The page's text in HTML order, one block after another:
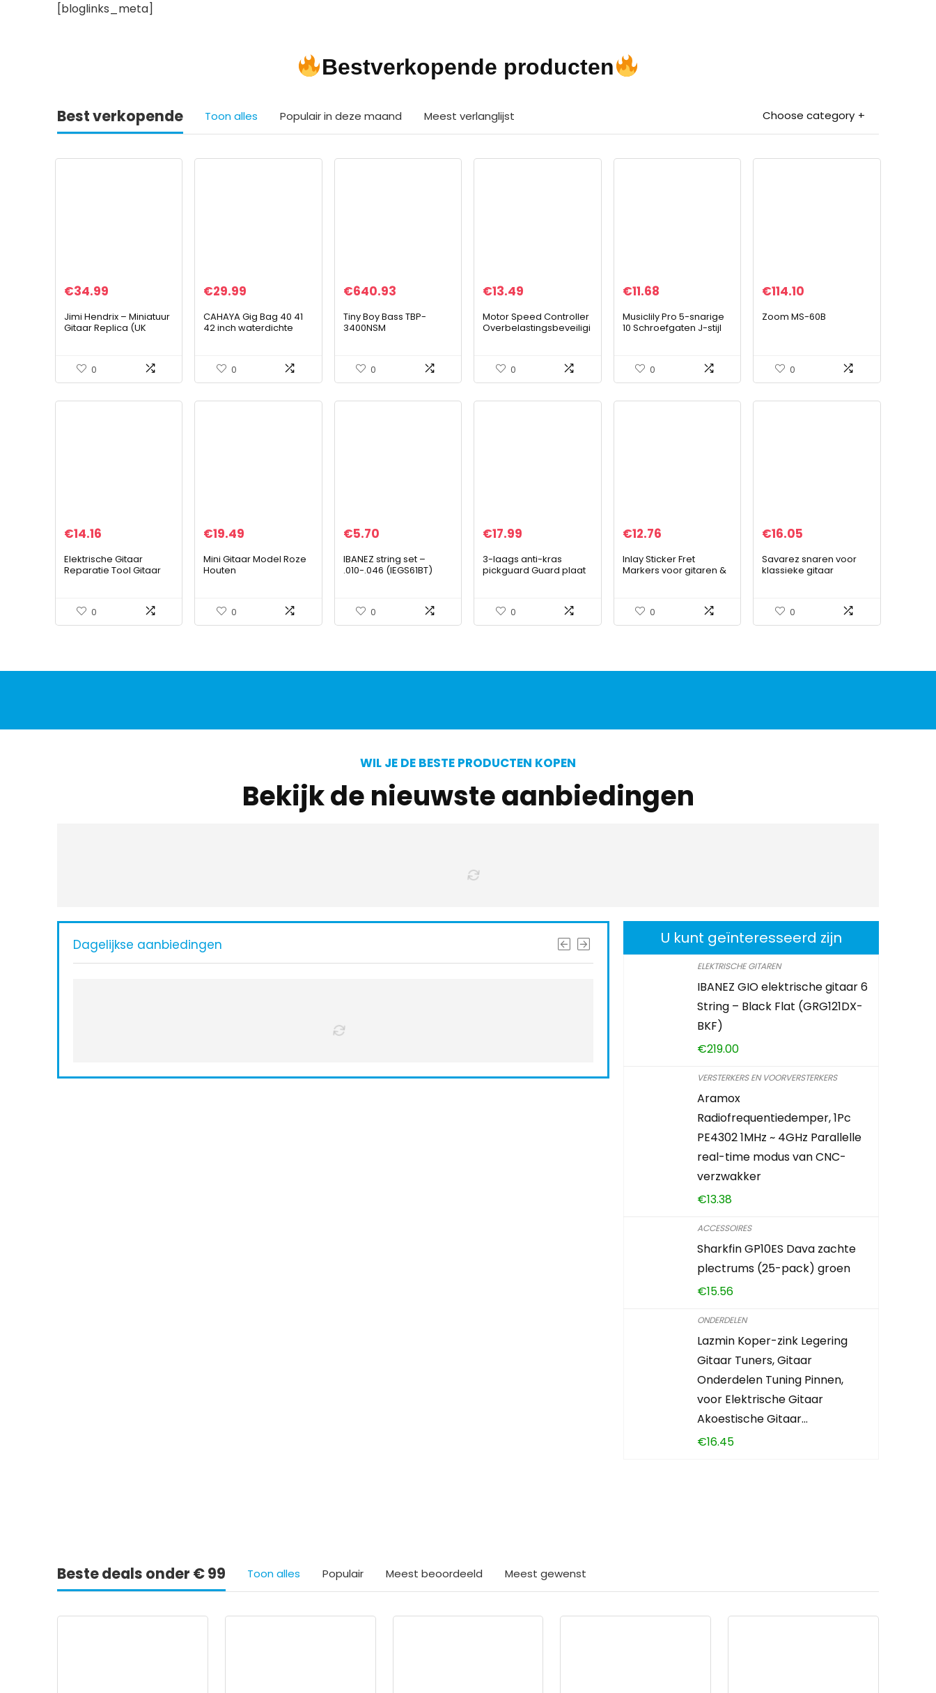
[bloglinks_meta]
Bestverkopende producten
Best verkopende Toon alles Populair in deze maand Meest verlanglijst Choose category
€34.99
Jimi Hendrix – Miniatuur
Gitaar Replica (UK
0
€29.99
CAHAYA Gig Bag 40 41
42 inch waterdichte
concertgitaren
verbeterde versie
CY0150
0
€640.93
Tiny Boy Bass TBP-
3400NSM
0
€13.49
Motor Speed ​​Controller
Overbelastingsbeveiligi
Motorsnelheidsregelaa
r voor industriële…
0
€11.68
Musiclily Pro 5-snarige
10 Schroefgaten J-stijl
Bass, 4-laags Vintage
Tortoise
0
€114.10
Zoom MS-60B
0
€14.16
Elektrische Gitaar
Reparatie Tool Gitaar
Wrench Truss Bar
Instrument…
0
€19.49
Mini Gitaar Model Roze
Houten
Hanger Decoratie
Geschenken
Ornamenten 14 cm
0
€5.70
IBANEZ string set –
.010-.046 (IEGS61BT)
0
€17.99
3-laags anti-kras
pickguard Guard plaat
onderdelen – zwart
0
€12.76
Inlay Sticker Fret
Markers voor gitaren &
0
€16.05
Savarez snaren voor
klassieke gitaar
Tension.
0
WIL JE DE BESTE PRODUCTEN KOPEN
Bekijk de nieuwste aanbiedingen
Dagelijkse aanbiedingen U kunt geïnteresseerd zijn
ELEKTRISCHE GITAREN
IBANEZ GIO elektrische gitaar 6
String – Black Flat (GRG121DX-
BKF)
€219.00
VERSTERKERS EN VOORVERSTERKERS
Aramox
Radiofrequentiedemper, 1Pc
PE4302 1MHz ~ 4GHz Parallelle
real-time modus van CNC-
verzwakker
€13.38
ACCESSOIRES
Sharkfin GP10ES Dava zachte
plectrums (25-pack) groen
€15.56
ONDERDELEN
Lazmin Koper-zink Legering
Gitaar Tuners, Gitaar
Onderdelen Tuning Pinnen,
voor Elektrische Gitaar
Akoestische Gitaar…
€16.45
Beste deals onder € 99 Toon alles Populair Meest beoordeeld Meest gewenst